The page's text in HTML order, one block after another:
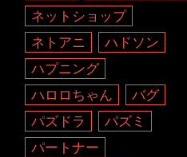
ネットショップ
ネトアニ
ハドソン
ハプニング
ハロロちゃん
バグ
パズドラ
パズミ
パートナー